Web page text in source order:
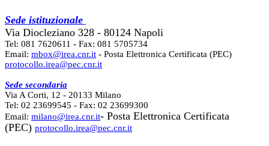
Sede istituzionale
Via Diocleziano 328 - 80124 Napoli
Tel: 081 7620611 - Fax: 081 5705734
Email: mbox@irea.cnr.it - Posta Elettronica Certificata (PEC)
protocollo.irea@pec.cnr.it
Sede secondaria
Via A Corti, 12 - 20133 Milano
Tel: 02 23699545 - Fax: 02 23699300
Email: milano@irea.cnr.it- Posta Elettronica Certificata
(PEC) protocollo.irea@pec.cnr.it